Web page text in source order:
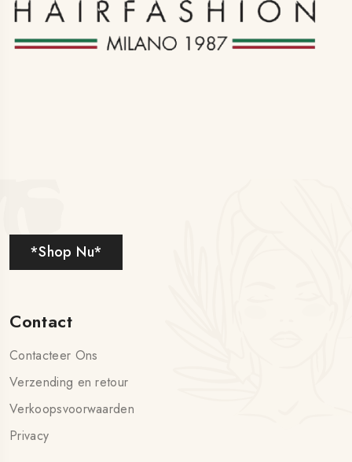
*Shop Nu*
Contact
Contacteer Ons
Verzending en retour
Verkoopsvoorwaarden
Privacy